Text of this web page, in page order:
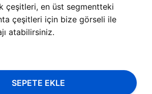
çeşitleri, en üst segmentteki
çeşitleri için bize görseli ile
atabilirsiniz.
SEPETE EKLE